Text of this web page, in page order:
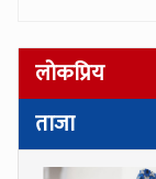
लोकप्रिय
ताजा